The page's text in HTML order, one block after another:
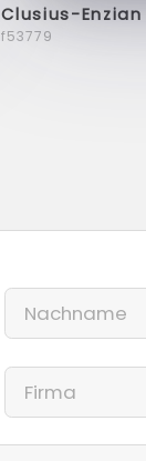
Clusius-Enzian
f53779